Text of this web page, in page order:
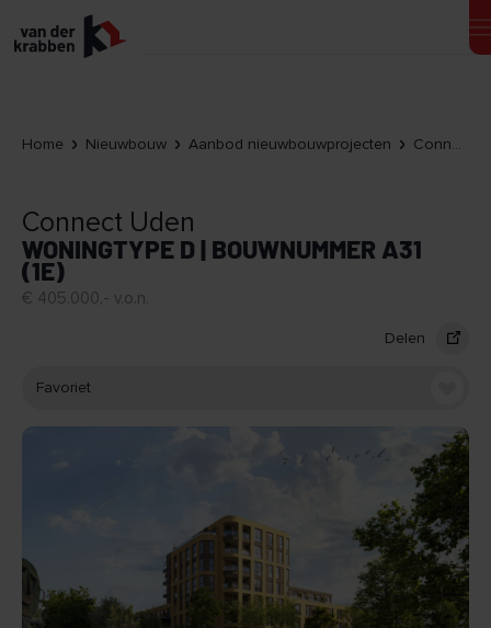
Home Nieuwbouw Aanbod nieuwbouwprojecten Connect Uden
Connect Uden
WONINGTYPE D | BOUWNUMMER A31
(1E)
€ 405.000,- v.o.n.
Delen
Favoriet